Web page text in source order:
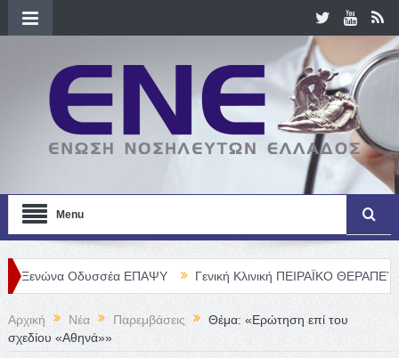
Menu
Οδυσσέα ΕΠΑΨΥ Γενική Κλινική ΠΕΙΡΑΪΚΟ ΘΕΡΑΠΕΥΤΗΡΙΟ Α.
Αρχική Νέα Παρεμβάσεις
Θέμα: «Ερώτηση επί του
σχεδίου «Αθηνά»»